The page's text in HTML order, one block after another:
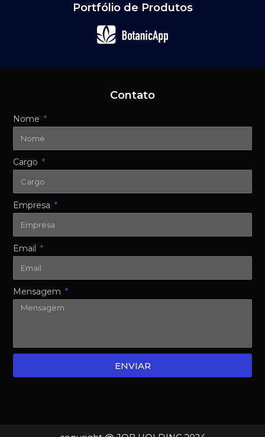
Portfólio de Produtos
Contato
Nome
Cargo
Empresa
Email
Mensagem
ENVIAR